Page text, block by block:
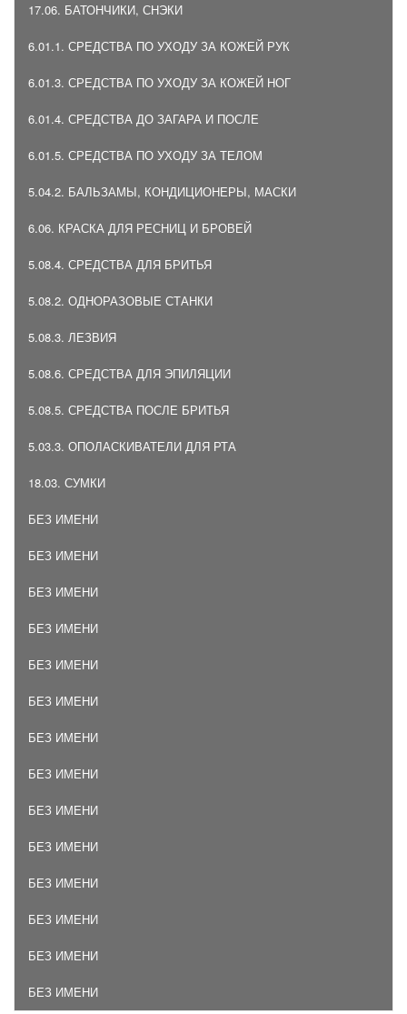
17.06. БАТОНЧИКИ, СНЭКИ
6.01.1. СРЕДСТВА ПО УХОДУ ЗА КОЖЕЙ РУК
6.01.3. СРЕДСТВА ПО УХОДУ ЗА КОЖЕЙ НОГ
6.01.4. СРЕДСТВА ДО ЗАГАРА И ПОСЛЕ
6.01.5. СРЕДСТВА ПО УХОДУ ЗА ТЕЛОМ
5.04.2. БАЛЬЗАМЫ, КОНДИЦИОНЕРЫ, МАСКИ
6.06. КРАСКА ДЛЯ РЕСНИЦ И БРОВЕЙ
5.08.4. СРЕДСТВА ДЛЯ БРИТЬЯ
5.08.2. ОДНОРАЗОВЫЕ СТАНКИ
5.08.3. ЛЕЗВИЯ
5.08.6. СРЕДСТВА ДЛЯ ЭПИЛЯЦИИ
5.08.5. СРЕДСТВА ПОСЛЕ БРИТЬЯ
5.03.3. ОПОЛАСКИВАТЕЛИ ДЛЯ РТА
18.03. СУМКИ
БЕЗ ИМЕНИ
БЕЗ ИМЕНИ
БЕЗ ИМЕНИ
БЕЗ ИМЕНИ
БЕЗ ИМЕНИ
БЕЗ ИМЕНИ
БЕЗ ИМЕНИ
БЕЗ ИМЕНИ
БЕЗ ИМЕНИ
БЕЗ ИМЕНИ
БЕЗ ИМЕНИ
БЕЗ ИМЕНИ
БЕЗ ИМЕНИ
БЕЗ ИМЕНИ